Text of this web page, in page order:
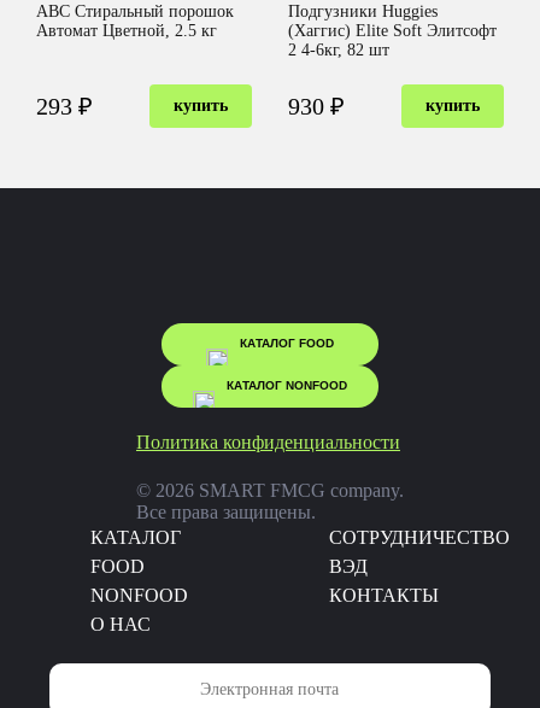
ABC Стиральный порошок
Автомат Цветной, 2.5 кг
293 ₽ купить
Подгузники Huggies
(Хаггис) Elite Soft Элитсофт
2 4-6кг, 82 шт
930 ₽ купить
КАТАЛОГ FOOD
КАТАЛОГ NONFOOD
Политика конфиденциальности
© 2026 SMART FMCG company.
Все права защищены.
КАТАЛОГ
CОТРУДНИЧЕСТВО
FOOD
ВЭД
NONFOOD
КОНТАКТЫ
О НАС